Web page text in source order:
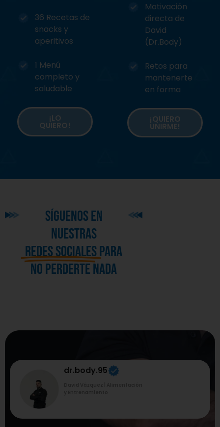
36 Recetas de
snacks y
aperitivos
1 Menú
completo y
saludable
¡LO
QUIERO!
Motivación
directa de
David
(Dr.Body)
Retos para
mantenerte
en forma
¡QUIERO
UNIRME!
síguenos en
nuestras
redes socialespara
no perderte nada
dr.body.95